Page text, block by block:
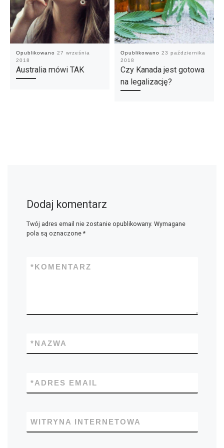
Opublikowano 27 września
2018
Australia mówi TAK
Opublikowano 23 października
2018
Czy Kanada jest gotowa
na legalizację?
Dodaj komentarz
Twój adres email nie zostanie opublikowany. Wymagane
pola są oznaczone *
KOMENTARZ
*
NAZWA
*
ADRES EMAIL
*
WITRYNA INTERNETOWA